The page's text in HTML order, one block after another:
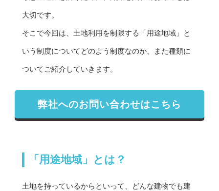
大切です。
そこで今回は、土地利用を制限する「用途地域」と
いう制度についてどのよう制度なのか、また種類に
ついてご紹介していきます。
弊社へのお問い合わせはこちら
「用途地域」とは？
土地を持っているからといって、どんな建物でも建